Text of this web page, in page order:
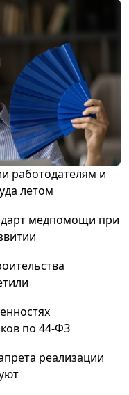
работодателям и
летом
медпомощи при
по 44-ФЗ
реализации